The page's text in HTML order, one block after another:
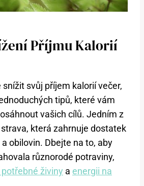
Příjmu Kalorií
snížit svůj příjem kalorií večer,
tipů, které vám
vašich cílů. Jedním z
která zahrnuje dostatek
obilovin. Dbejte na to, aby
různorodé potraviny,
živiny a energii na